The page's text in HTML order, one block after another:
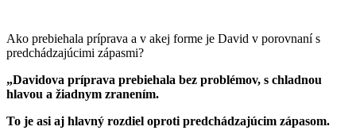
Ako prebiehala príprava a v akej forme je David v porovnaní s
predchádzajúcimi zápasmi?
„Davidova príprava prebiehala bez problémov, s chladnou
hlavou a žiadnym zranením.
To je asi aj hlavný rozdiel oproti predchádzajúcim zápasom.